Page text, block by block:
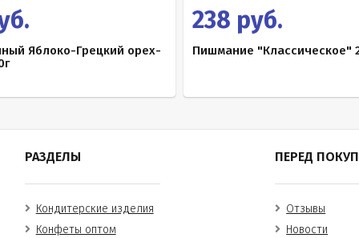
Яблоко-Грецкий орех-
238 руб.
Пишмание "Классическое"
РАЗДЕЛЫ
Кондитерские изделия
Конфеты оптом
ПЕРЕД
Отзывы
Новости